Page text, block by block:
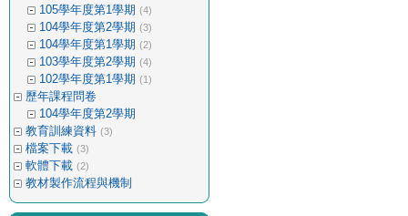
105學年度第1學期 (4)
104學年度第2學期 (3)
104學年度第1學期 (2)
103學年度第2學期 (4)
102學年度第1學期 (1)
歷年課程問卷
104學年度第2學期
教育訓練資料 (3)
檔案下載 (3)
軟體下載 (2)
教材製作流程與機制